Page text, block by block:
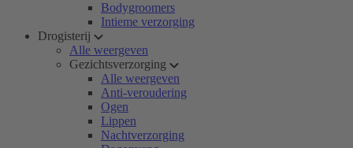
Bodygroomers
Intieme verzorging
Drogisterij
Alle weergeven
Gezichtsverzorging
Alle weergeven
Anti-veroudering
Ogen
Lippen
Nachtverzorging